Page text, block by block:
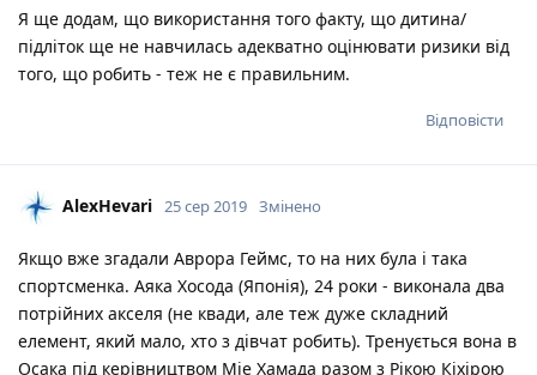
Я ще додам, що використання того факту, що дитина/
підліток ще не навчилась адекватно оцінювати ризики від
того, що робить - теж не є правильним.
Відповісти
AlexHevari 25 сер 2019 Змінено
Якщо вже згадали Аврора Геймс, то на них була і така
спортсменка. Аяка Хосода (Японія), 24 роки - виконала два
потрійних акселя (не квади, але теж дуже складний
елемент, який мало, хто з дівчат робить). Тренується вона в
Осака під керівництвом Міе Хамада разом з Рікою Кіхірою